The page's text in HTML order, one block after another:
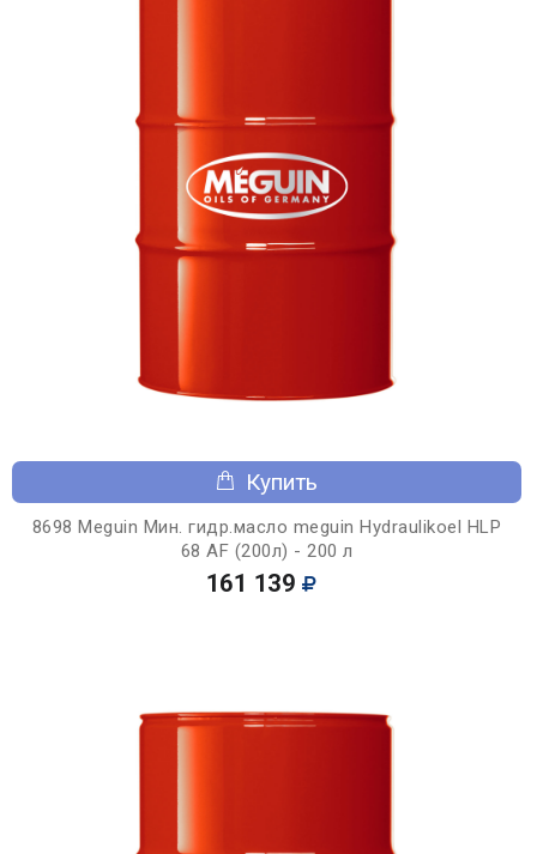
Купить
8698 Meguin Мин. гидр.масло meguin Hydraulikoel HLP
68 AF (200л) - 200 л
161 139